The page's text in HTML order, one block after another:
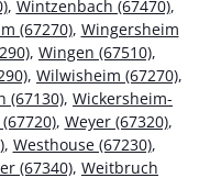
, Wintzenbach (67470),
(67270), Wingersheim
, Wingen (67510),
, Wilwisheim (67270),
(67130), Wickersheim-
, Weyer (67320),
, Westhouse (67230),
(67340), Weitbruch